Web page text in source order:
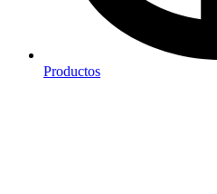
Productos